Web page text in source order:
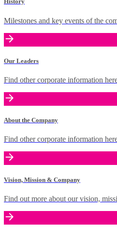
Milestones and key events of the
Our Leaders
Find other corporate information
About the Company
Find other corporate information
Vision, Mission & Company
Find out more about our vision,